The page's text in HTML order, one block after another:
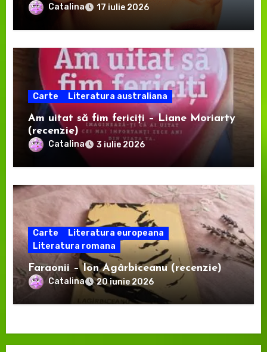
Catalina 17 iulie 2026
Carte Literatura australiana
Am uitat să fim fericiți – Liane Moriarty
(recenzie)
Catalina 3 iulie 2026
Carte
Literatura europeana
Literatura romana
Faraonii – Ion Agârbiceanu (recenzie)
Catalina 20 iunie 2026